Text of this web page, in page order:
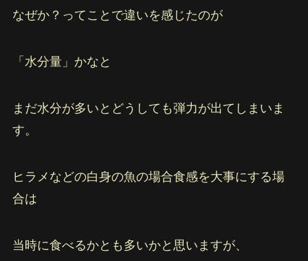
なぜか？ってことで違いを感じたのが
「水分量」かなと
まだ水分が多いとどうしても弾力が出てしまいま
す。
ヒラメなどの白身の魚の場合食感を大事にする場
合は
当時に食べるかとも多いかと思いますが、